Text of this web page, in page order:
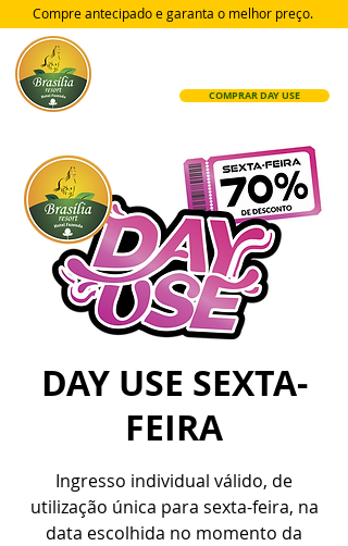
COMPRAR DAY USE
Compre antecipado e garanta o melhor preço.
DAY USE SEXTA-
FEIRA
Ingresso individual válido, de
utilização única para sexta-feira, na
data escolhida no momento da